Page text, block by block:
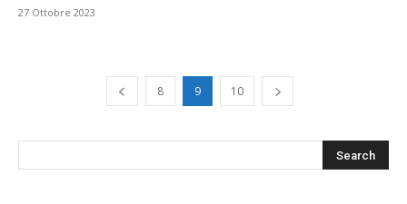
27 Ottobre 2023
8 9 10